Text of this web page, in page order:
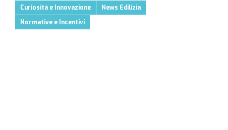
Curiosità e Innovazione
News Edilizia
Normative e Incentivi